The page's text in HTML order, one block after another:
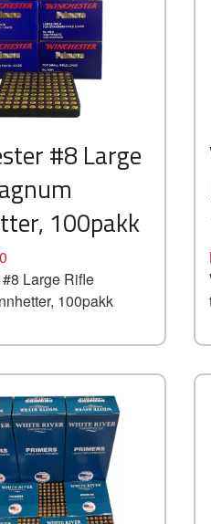
#8 Large
100pakk
Large Rifle
100pakk